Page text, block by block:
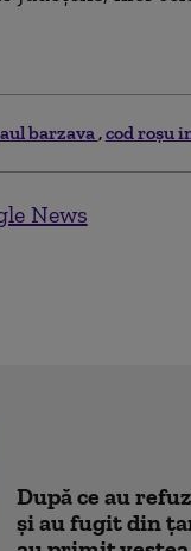
barzava cod roșu
News
După ce au
şi au fugit din